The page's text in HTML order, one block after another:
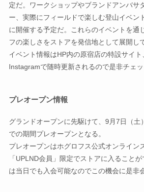
定だ。ワークショップやブランドアンバサ
ー、実際にフィールドで楽しむ登山イベン
に開催する予定だ。これらのイベントを通
フの楽しさをストアを発信地として展開し
イベント情報はHP内の原宿店の特設サイ
Instagramで随時更新されるので是非チェッ
プレオープン情報
グランドオープンに先駆けて、9月7日（土
での期間プレオープンとなる。
プレオープンはホグロフス公式オンライン
「UPLND会員」限定でストアに入ること
は当日でも入会可能なのでこの機会に是非